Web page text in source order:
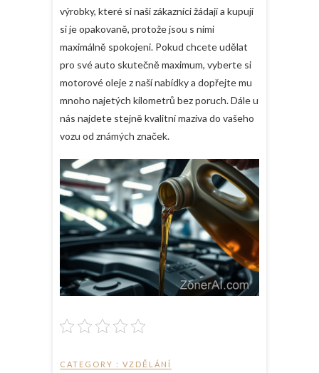
výrobky, které si naši zákazníci žádají a kupují
si je opakovaně, protože jsou s nimi
maximálně spokojeni. Pokud chcete udělat
pro své auto skutečně maximum, vyberte si
motorové oleje z naší nabídky a dopřejte mu
mnoho najetých kilometrů bez poruch. Dále u
nás najdete stejně kvalitní maziva do vašeho
vozu od známých značek.
CATEGORY : VZDĚLÁNÍ